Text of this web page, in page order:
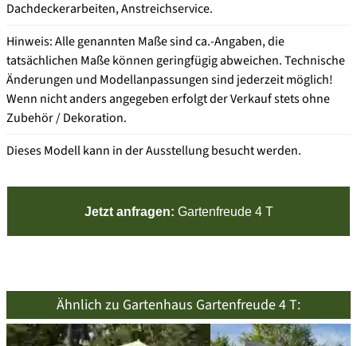
Dachdeckerarbeiten, Anstreichservice.
Hinweis: Alle genannten Maße sind ca.-Angaben, die
tatsächlichen Maße können geringfügig abweichen. Technische
Änderungen und Modellanpassungen sind jederzeit möglich!
Wenn nicht anders angegeben erfolgt der Verkauf stets ohne
Zubehör / Dekoration.
Dieses Modell kann in der Ausstellung besucht werden.
Jetzt anfragen: Gartenfreude 4 T
Ähnlich zu Gartenhaus Gartenfreude 4 T: